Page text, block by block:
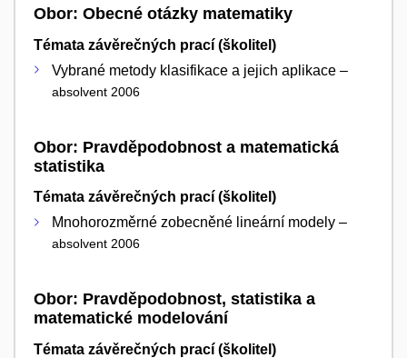
Obor: Obecné otázky matematiky
Témata závěrečných prací (školitel)
Vybrané metody klasifikace a jejich aplikace –
absolvent 2006
Obor: Pravděpodobnost a matematická
statistika
Témata závěrečných prací (školitel)
Mnohorozměrné zobecněné lineární modely –
absolvent 2006
Obor: Pravděpodobnost, statistika a
matematické modelování
Témata závěrečných prací (školitel)